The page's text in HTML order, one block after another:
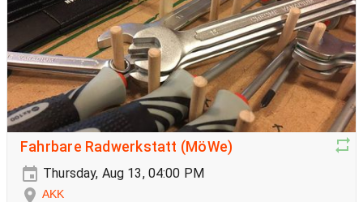
Fahrbare Radwerkstatt (MöWe)
Thursday, Aug 13, 04:00 PM
AKK